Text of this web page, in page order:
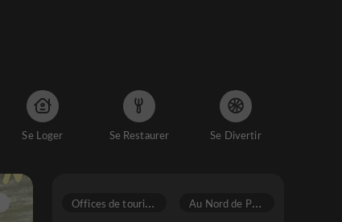
Se Loger Se Restaurer Se Divertir
O
ffices de tourisme A
u Nord de Porto